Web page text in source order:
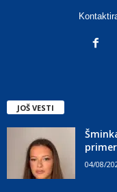
JOŠ VESTI
04/08/